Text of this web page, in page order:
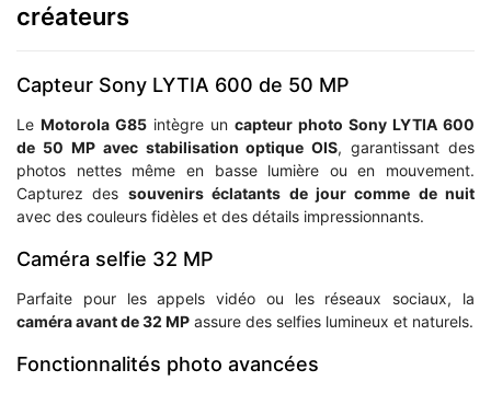
créateurs
Capteur Sony LYTIA 600 de 50 MP
Le Motorola G85 intègre un capteur photo Sony LYTIA 600
de 50 MP avec stabilisation optique OIS, garantissant des
photos nettes même en basse lumière ou en mouvement.
Capturez des souvenirs éclatants de jour comme de nuit
avec des couleurs fidèles et des détails impressionnants.
Caméra selfie 32 MP
Parfaite pour les appels vidéo ou les réseaux sociaux, la
caméra avant de 32 MP assure des selfies lumineux et naturels.
Fonctionnalités photo avancées